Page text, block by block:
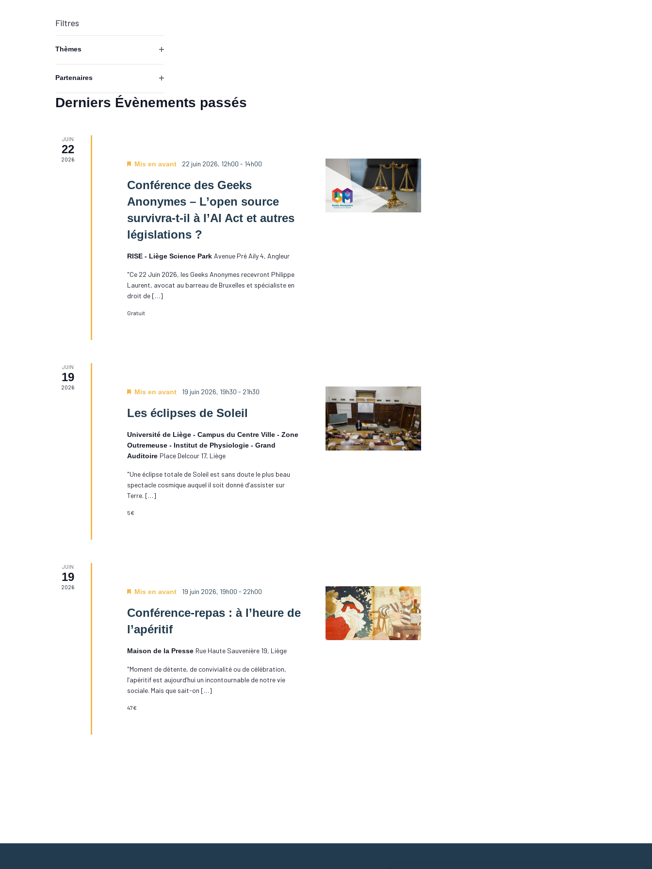
Filtres
modification
de
l'une
des
entrées
entraînera
l'actualisation
Thèmes
filtres
Partenaires
les
filtres
Derniers Évènements passés
JUIN
22
2026
Mis en avant 22 juin 2026, 12h00 - 14h00
Conférence des Geeks
Anonymes – L’open source
survivra-t-il à l’AI Act et autres
législations ?
RISE - Liège Science Park Avenue Pré Aily 4, Angleur
"Ce 22 Juin 2026, les Geeks Anonymes recevront Philippe
Laurent, avocat au barreau de Bruxelles et spécialiste en
droit de […]
Gratuit
JUIN
19
2026
Mis en avant 19 juin 2026, 19h30 - 21h30
Les éclipses de Soleil
Université de Liège - Campus du Centre Ville - Zone
Outremeuse - Institut de Physiologie - Grand
Auditoire Place Delcour 17, Liège
"Une éclipse totale de Soleil est sans doute le plus beau
spectacle cosmique auquel il soit donné d’assister sur
Terre. […]
5€
JUIN
19
2026
Mis en avant 19 juin 2026, 19h00 - 22h00
Conférence-repas : à l’heure de
l’apéritif
Maison de la Presse Rue Haute Sauvenière 19, Liège
"Moment de détente, de convivialité ou de célébration,
l’apéritif est aujourd’hui un incontournable de notre vie
sociale. Mais que sait-on […]
47€